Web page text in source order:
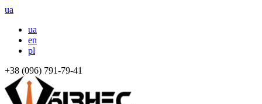
ua
ua
en
pl
+38 (096) 791-79-41